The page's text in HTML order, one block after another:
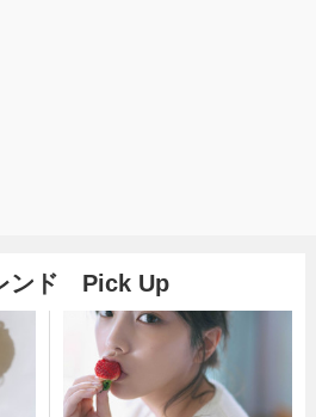
ンド Pick Up